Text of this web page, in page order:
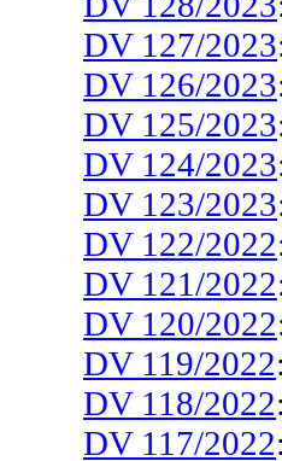
DV 127/2023
DV 126/2023
DV 125/2023
DV 124/2023
DV 123/2023
DV 122/2022
DV 121/2022
DV 120/2022
DV 119/2022
DV 118/2022
DV 117/2022